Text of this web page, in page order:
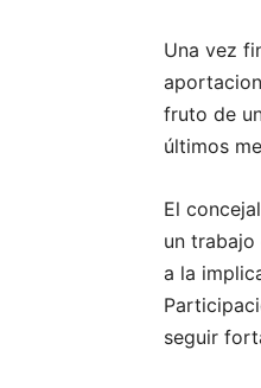
Una vez
fruto de
últimos
El
un
a la
seguir